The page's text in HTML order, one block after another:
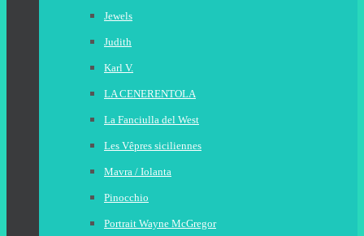
Jewels
Judith
Karl V.
LA CENERENTOLA
La Fanciulla del West
Les Vêpres siciliennes
Mavra / Iolanta
Pinocchio
Portrait Wayne McGregor